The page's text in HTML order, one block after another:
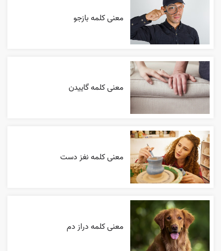
معنی کلمه بازجو
معنی کلمه گاییدن
معنی کلمه نغز دست
معنی کلمه دراز دم